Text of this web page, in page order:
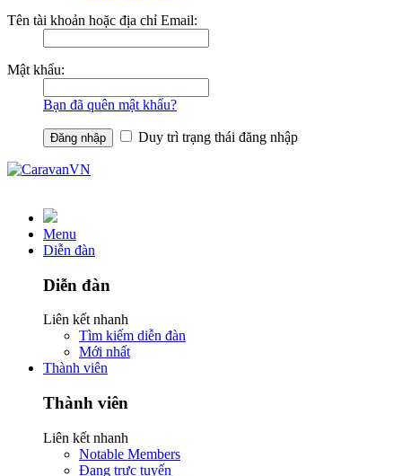
Tên tài khoản hoặc địa chỉ Email:
Mật khẩu:
Bạn đã quên mật khẩu?
Duy trì trạng thái đăng nhập
Menu
Diễn đàn
Diễn đàn
Liên kết nhanh
Tìm kiếm diễn đàn
Mới nhất
Thành viên
Thành viên
Liên kết nhanh
Notable Members
Đang trực tuyến